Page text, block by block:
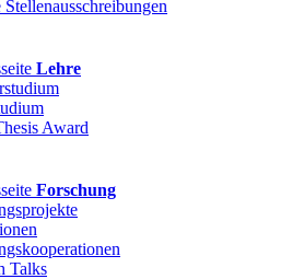
Lehre
Award
Forschung
Talks